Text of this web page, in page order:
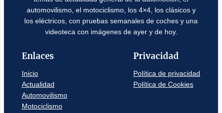
automovilismo, el motociclismo, los 4×4, los clásicos y
los eléctricos, con pruebas semanales de coches y una
videoteca con imágenes de ayer y de hoy.
Enlaces
Inicio
Actualidad
Automovilismo
Motociclismo
Privacidad
Política de privacidad
Política de Cookies